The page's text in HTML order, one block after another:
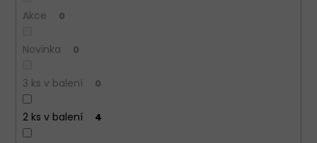
Akce 0
Novinka 0
3 ks v balení 0
2 ks v balení 4
Kč